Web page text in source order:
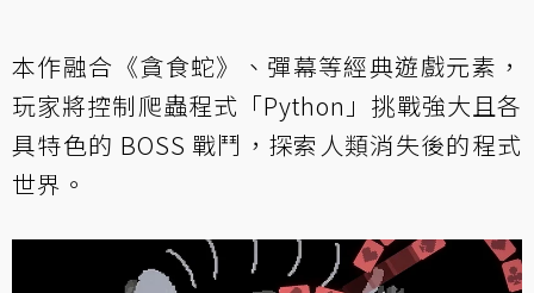
本作融合《貪食蛇》、彈幕等經典遊戲元素，
玩家將控制爬蟲程式「Python」挑戰強大且各
具特色的 BOSS 戰鬥，探索人類消失後的程式
世界。